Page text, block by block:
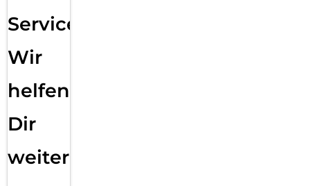
Service:
Wir
helfen
Dir
weiter